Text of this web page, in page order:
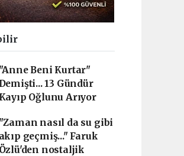
"Anne Beni Kurtar"
Demişti... 13 Gündür
Kayıp Oğlunu Arıyor
"Zaman nasıl da su gibi
akıp geçmiş..." Faruk
Özlü'den nostaljik